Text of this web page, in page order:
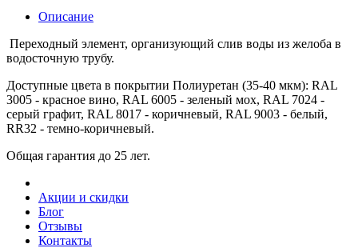
Описание
Переходный элемент, организующий слив воды из желоба в
водосточную трубу.
Доступные цвета в покрытии Полиуретан (35-40 мкм): RAL
3005 - красное вино, RAL 6005 - зеленый мох, RAL 7024 -
серый графит, RAL 8017 - коричневый, RAL 9003 - белый,
RR32 - темно-коричневый.
Общая гарантия до 25 лет.
Акции и скидки
Блог
Отзывы
Контакты